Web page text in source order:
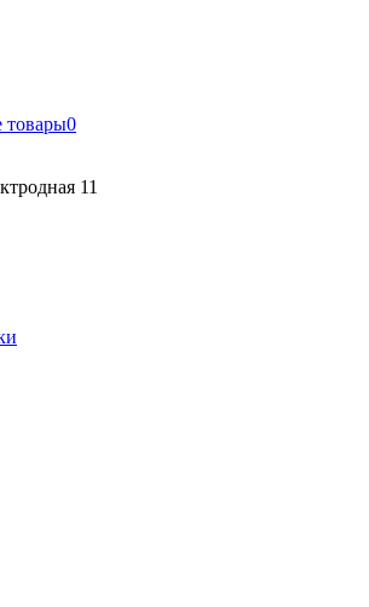
товары0
11